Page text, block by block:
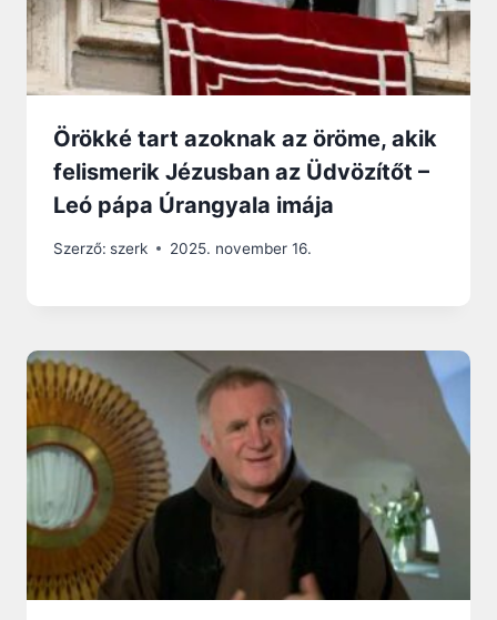
Örökké tart azoknak az öröme, akik
felismerik Jézusban az Üdvözítőt –
Leó pápa Úrangyala imája
Szerző: szerk 2025. november 16.